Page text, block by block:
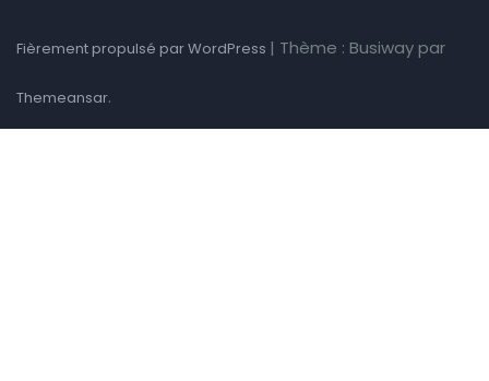
Fièrement propulsé par WordPress | Thème : Busiway par
Themeansar.